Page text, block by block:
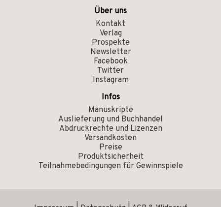
Über uns
Kontakt
Verlag
Prospekte
Newsletter
Facebook
Twitter
Instagram
Infos
Manuskripte
Auslieferung und Buchhandel
Abdruckrechte und Lizenzen
Versandkosten
Preise
Produktsicherheit
Teilnahmebedingungen für Gewinnspiele